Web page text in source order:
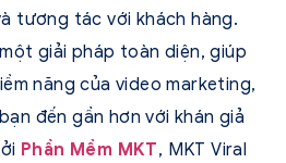
tương tác với khách hàng.
giải pháp toàn diện, giúp
năng của video marketing,
đến gần hơn với khán giả
Phần Mềm MKT, MKT Viral